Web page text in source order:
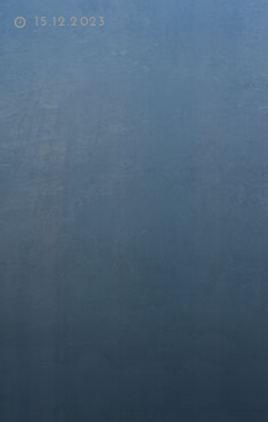
POSTED
15.12.2023